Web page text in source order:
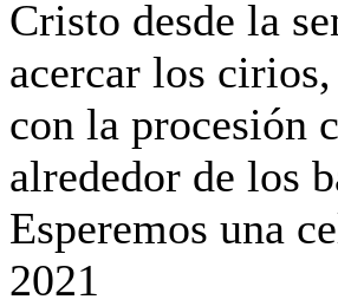
Cristo desde la
acercar los
con la procesión
alrededor de los
Esperemos una
2021